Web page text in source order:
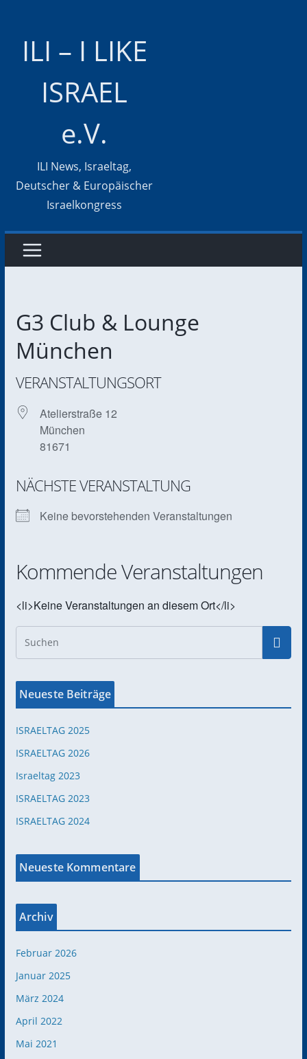
ILI – I LIKE
ISRAEL
e.V.
ILI News, Israeltag,
Deutscher & Europäischer
Israelkongress
G3 Club & Lounge
München
VERANSTALTUNGSORT
Atelierstraße 12
München
81671
NÄCHSTE VERANSTALTUNG
Keine bevorstehenden Veranstaltungen
Kommende Veranstaltungen
<li>Keine Veranstaltungen an diesem Ort</li>
Neueste Beiträge
ISRAELTAG 2025
ISRAELTAG 2026
Israeltag 2023
ISRAELTAG 2023
ISRAELTAG 2024
Neueste Kommentare
Archiv
Februar 2026
Januar 2025
März 2024
April 2022
Mai 2021